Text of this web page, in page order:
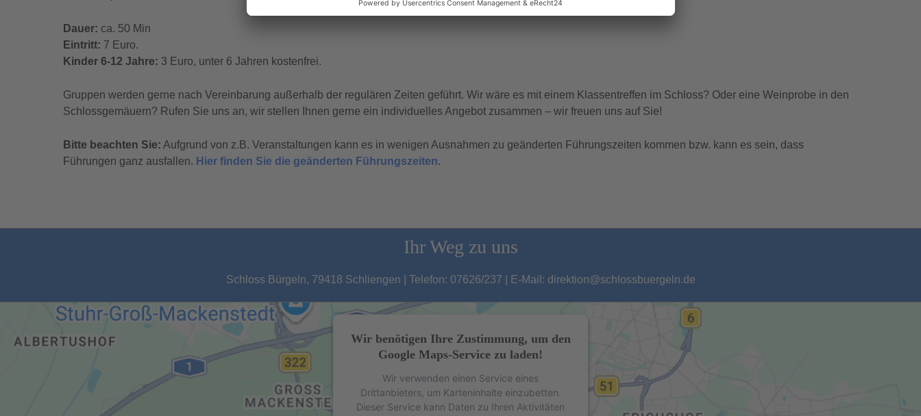
Dauer: ca. 50 Min
Eintritt: 7 Euro.
Kinder 6-12 Jahre: 3 Euro, unter 6 Jahren kostenfrei.
Gruppen werden gerne nach Vereinbarung außerhalb der regulären Zeiten geführt. Wir wäre es mit einem Klassentreffen im Schloss? Oder eine Weinprobe in den
Schlossgemäuern? Rufen Sie uns an, wir stellen Ihnen gerne ein individuelles Angebot zusammen – wir freuen uns auf Sie!
Bitte beachten Sie: Aufgrund von z.B. Veranstaltungen kann es in wenigen Ausnahmen zu geänderten Führungszeiten kommen bzw. kann es sein, dass
Führungen ganz ausfallen. Hier finden Sie die geänderten Führungszeiten.
Ihr Weg zu uns
Schloss Bürgeln, 79418 Schliengen | Telefon: 07626/237 | E-Mail: direktion@schlossbuergeln.de
Wir benötigen Ihre Zustimmung, um den
Google Maps-Service zu laden!
Wir verwenden einen Service eines
Drittanbieters, um Karteninhalte einzubetten.
Dieser Service kann Daten zu Ihren Aktivitäten